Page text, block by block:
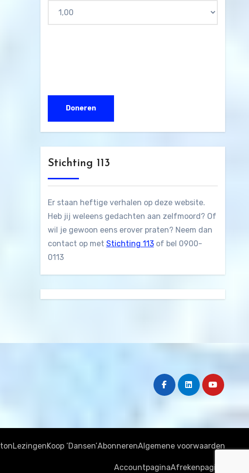
Stichting 113
Er staan heftige verhalen op deze website.
Heb jij weleens gedachten aan zelfmoord? Of
wil je gewoon eens erover praten? Neem dan
contact op met Stichting 113of bel 0900-
0113
LezingenKoop ‘Dansen’AbonnerenAlgemene voorwaarden
AccountpaginaAfrekenpagina